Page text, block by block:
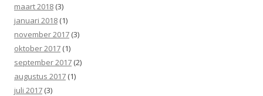
maart 2018 (3)
januari 2018 (1)
november 2017 (3)
oktober 2017 (1)
september 2017 (2)
augustus 2017 (1)
juli 2017 (3)